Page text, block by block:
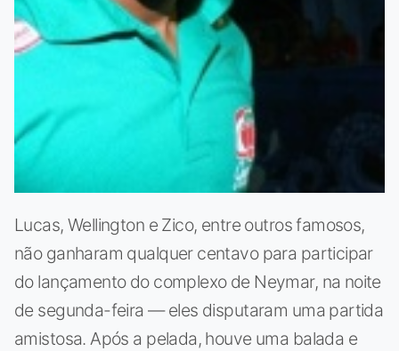
Lucas, Wellington e Zico, entre outros famosos,
não ganharam qualquer centavo para participar
do lançamento do complexo de Neymar, na noite
de segunda-feira — eles disputaram uma partida
amistosa. Após a pelada, houve uma balada e